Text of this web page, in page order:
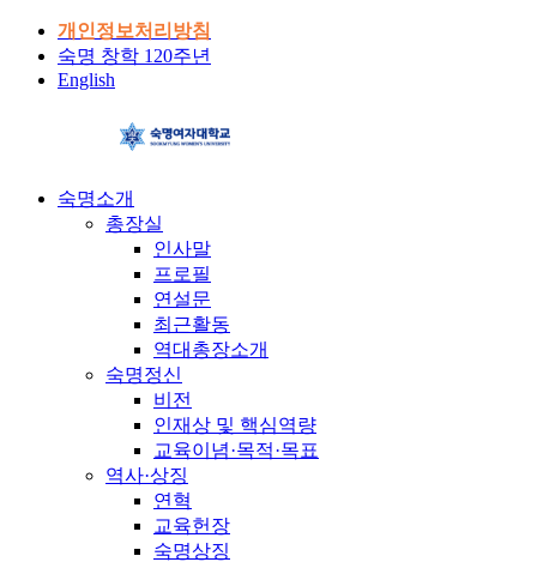
개인정보처리방침
숙명 창학 120주년
English
숙명소개
총장실
인사말
프로필
연설문
최근활동
역대총장소개
숙명정신
비전
인재상 및 핵심역량
교육이념·목적·목표
역사·상징
연혁
교육헌장
숙명상징